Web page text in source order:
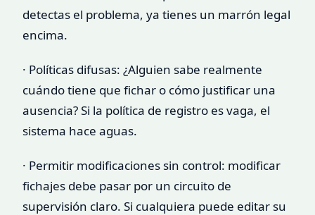
detectas el problema, ya tienes un marrón legal
encima.
· Políticas difusas: ¿Alguien sabe realmente
cuándo tiene que fichar o cómo justificar una
ausencia? Si la política de registro es vaga, el
sistema hace aguas.
· Permitir modificaciones sin control: modificar
fichajes debe pasar por un circuito de
supervisión claro. Si cualquiera puede editar su